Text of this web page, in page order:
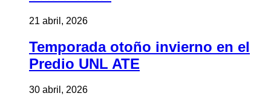
21 abril, 2026
Temporada otoño invierno en el
Predio UNL ATE
30 abril, 2026